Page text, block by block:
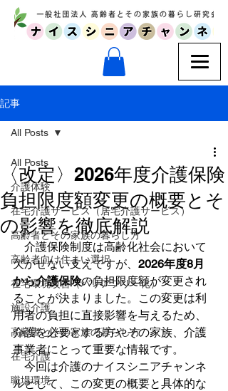
記事
All Posts
介護体験
在宅介護サービス（居宅介護サービス）
高齢者とその家族の暮らし方
高齢者向け住まい選択
在宅環境改善（バリアフリー化）
施設介護
高齢者とその家族の暮らし方
在宅介護
職場環境
All Posts
〈改定〉2026年度介護保険
負担限度額変更の概要とそ
の影響を徹底解説
介護保険制度は高齢化社会において
欠かせない支えですが、 2026年度8月
から介護保険の負担限度額が変更され
ることが決まりました。この変更は利
用者の負担に直接影響を与えるため、
介護を必要とする方やその家族、介護
事業者にとって重要な情報です。
今回は介護のナイスシニアチャンネ
ルとして、この変更の概要と具体的な